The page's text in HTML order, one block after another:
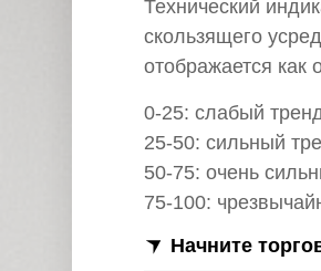
Технический
скользящего
отображается как
0-25: слабый
25-50: сильный
50-75: очень
75-100:
Начните